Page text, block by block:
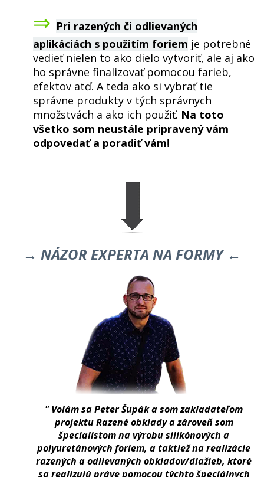
⇒ Pri razených či odlievaných
aplikáciách s použitím foriem je potrebné
vedieť nielen to ako dielo vytvoriť, ale aj ako
ho správne finalizovať pomocou farieb,
efektov atď. A teda ako si vybrať tie
správne produkty v tých správnych
množstvách a ako ich použiť. Na toto
všetko som neustále pripravený vám
odpovedať a poradiť vám!
→ NÁZOR EXPERTA NA FORMY ←
" Volám sa Peter Šupák a som zakladateľom
projektu Razené obklady a zároveň som
špecialistom na výrobu silikónových a
polyuretánových foriem, a taktiež na realizácie
razených a odlievaných obkladov/dlažieb, ktoré
sa realizujú práve pomocou týchto špeciálnych